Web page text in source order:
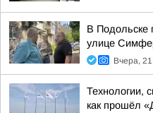
В Подольске
улице
Вчера,
Технологии,
как прошёл